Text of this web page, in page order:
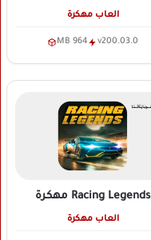
العاب مهكرة
v200.03.0
964 MB
Racing Legends مهكرة
العاب مهكرة